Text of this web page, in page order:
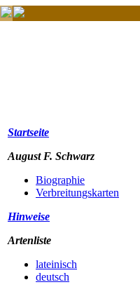
Startseite
August F. Schwarz
Biographie
Verbreitungskarten
Hinweise
Artenliste
lateinisch
deutsch